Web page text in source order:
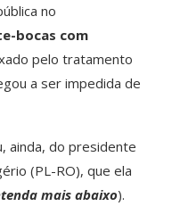
no
bocas com
pelo tratamento
a ser impedida de
ainda, do presidente
(PL-RO), que ela
mais abaixo).